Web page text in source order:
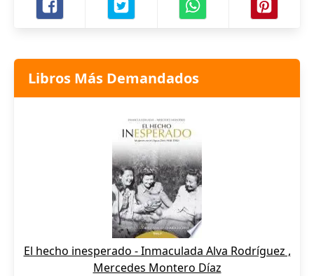
Libros Más Demandados
El hecho inesperado - Inmaculada Alva Rodríguez ,
Mercedes Montero Díaz